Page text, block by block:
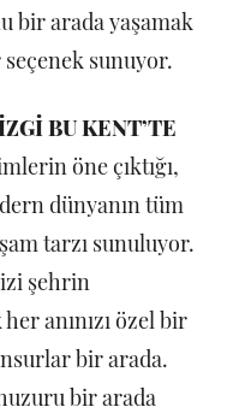
bir arada yaşamak
sunuyor.
BU KENT’TE
öne çıktığı,
dünyanın tüm
tarzı sunuluyor.
şehrin
anınızı özel bir
bir arada.
bir arada